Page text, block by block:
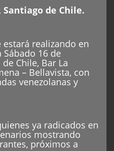
de Chile.
estará realizando en
16 de
Chile, Bar La
– Bellavista, con
venezolanas y
ya radicados en
mostrando
próximos a